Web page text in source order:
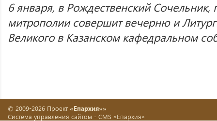
6 января, в Рождественский Сочельник,
митрополии совершит вечерню и
Великого в Казанском кафедральном
© 2009-2026 Проект «Епархия»»
Система управления сайтом - CMS «Епархия»